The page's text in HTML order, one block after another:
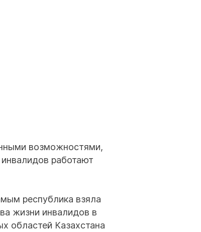
возможностями,
работают
республика взяла
жизни инвалидов в
областей Казахстана